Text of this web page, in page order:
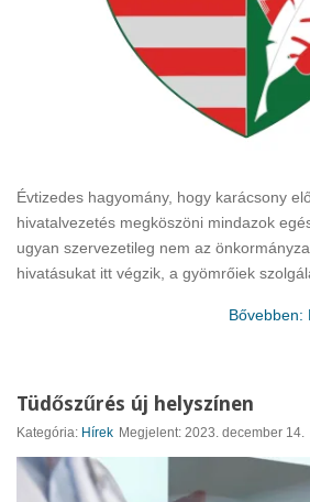
Évtizedes hagyomány, hogy karácsony
hivatalvezetés megköszöni mindazok
ugyan szervezetileg nem az
hivatásukat itt végzik, a gyömrőiek
Bővebben:
Tüdőszűrés új helyszínen
Kategória: Hírek Megjelent: 2023. december 14.